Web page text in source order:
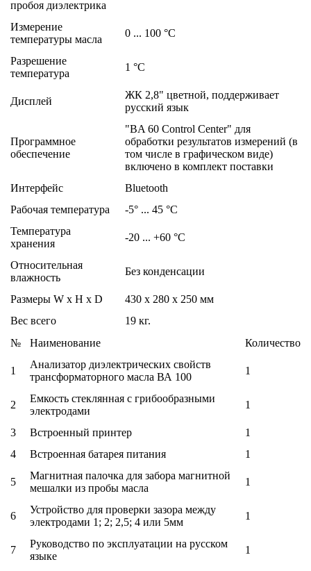
пробоя диэлектрика
Измерение
температуры масла
0 ... 100 °C
Разрешение
температура
1 °C
Дисплей
ЖК 2,8" цветной, поддерживает
русский язык
Программное
обеспечение
"BA 60 Control Center" для
обработки результатов измерений (в
том числе в графическом виде)
включено в комплект поставки
Интерфейс
Bluetooth
Рабочая температура
-5° ... 45 °C
Температура
хранения
-20 ... +60 °C
Относительная
влажность
Без конденсации
Размеры W x H x D
430 x 280 x 250 мм
Вес всего
19 кг.
№
Наименование Количество
1
Анализатор диэлектрических свойств
трансформаторного масла ВА 100
1
2
Емкость стеклянная с грибообразными
электродами
1
3 Встроенный принтер
1
4
Встроенная батарея питания 1
5
Магнитная палочка для забора магнитной
мешалки из пробы масла
1
6
Устройство для проверки зазора между
электродами 1; 2; 2,5; 4 или 5мм
1
7
Руководство по эксплуатации на русском
языке
1